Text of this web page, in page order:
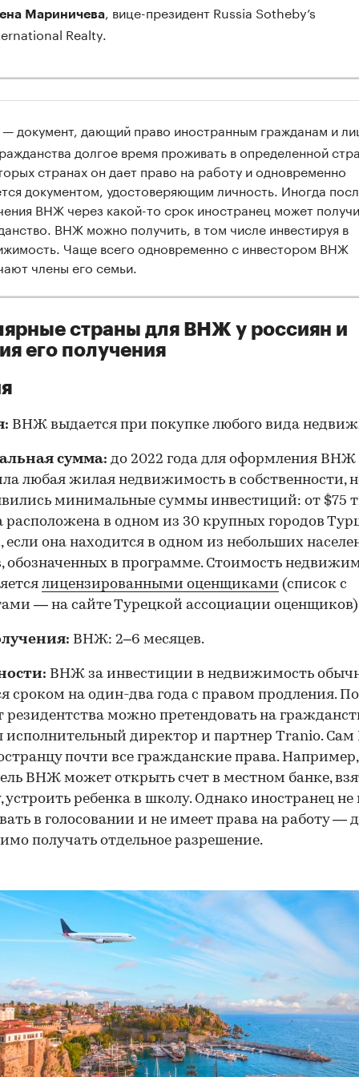
Мариничева
, вице-президент Russia Sotheby’s
Realty.
— документ, дающий право иностранным гражданам и
долгое время проживать в определенной
странах он дает право на работу и одновременно
документом, удостоверяющим личность. Иногда
ВНЖ через какой-то срок иностранец может
ВНЖ можно получить, в том числе инвестируя в
Чаще всего одновременно с инвестором ВНЖ
члены его семьи.
страны для ВНЖ у россиян и
его получения
ВНЖ выдается при покупке любого вида
сумма: до 2022 года для оформления ВНЖ
любая жилая недвижимость в собственности,
минимальные суммы инвестиций: от $75
расположена в одном из 30 крупных городов
если она находится в одном из небольших
обозначенных в программе. Стоимость
лицензированными оценщиками (список с
— на сайте Турецкой ассоциации
ВНЖ: 2–6 месяцев.
ВНЖ за инвестиции в недвижимость
сроком на один-два года с правом продления.
резидентства можно претендовать на
исполнительный директор и партнер Tranio.
почти все гражданские права. Например,
ВНЖ может открыть счет в местном банке,
устроить ребенка в школу. Однако иностранец
в голосовании и не имеет права на работу —
получать отдельное разрешение.